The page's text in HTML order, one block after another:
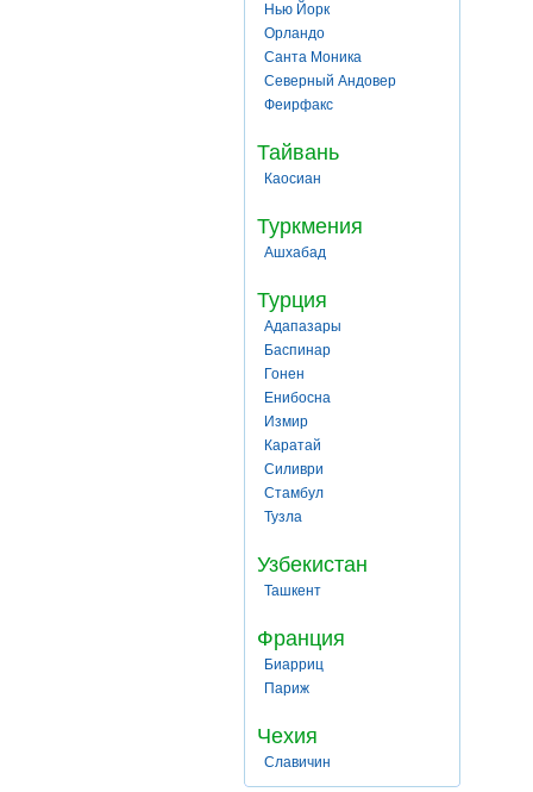
Нью Йорк
Орландо
Санта Моника
Северный Андовер
Феирфакс
Тайвань
Каосиан
Туркмения
Ашхабад
Турция
Адапазары
Баспинар
Гонен
Енибосна
Измир
Каратай
Силиври
Стамбул
Тузла
Узбекистан
Ташкент
Франция
Биарриц
Париж
Чехия
Славичин